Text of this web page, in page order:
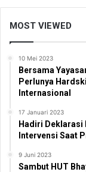
MOST VIEWED
10 Mei 2023
Bersama
Perlunya
Internasional
17 Januari 2023
Hadiri Deklarasi
Intervensi Saat
9 Juni 2023
Sambut HUT